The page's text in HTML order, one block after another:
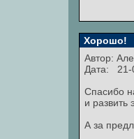
Хорошо!
Автор:
Дата: 21-
Спасибо
и развить
А за